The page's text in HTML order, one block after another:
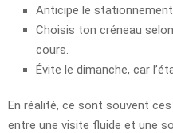
Anticipe le
Choisis ton créneau
cours.
Évite le dimanche, car
En réalité, ce sont souvent
entre une visite fluide et une